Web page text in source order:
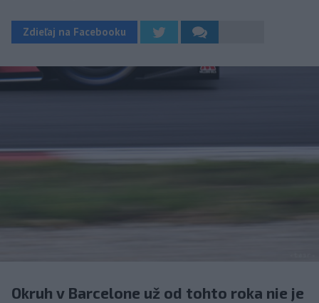
Zdieľaj na Facebooku
Okruh v Barcelone už od tohto roka nie je